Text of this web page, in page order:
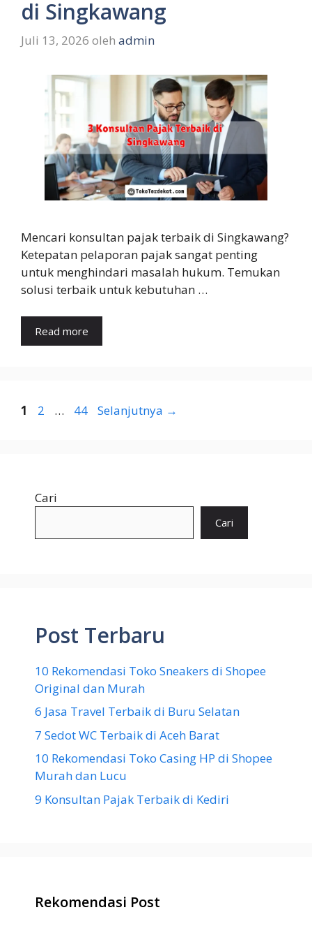
di Singkawang
Juli 13, 2026 oleh admin
Mencari konsultan pajak terbaik di Singkawang?
Ketepatan pelaporan pajak sangat penting
untuk menghindari masalah hukum. Temukan
solusi terbaik untuk kebutuhan …
Read more
Halaman
1 Halaman
2 … Halaman
44 Selanjutnya →
Cari
Cari
Post Terbaru
10 Rekomendasi Toko Sneakers di Shopee
Original dan Murah
6 Jasa Travel Terbaik di Buru Selatan
7 Sedot WC Terbaik di Aceh Barat
10 Rekomendasi Toko Casing HP di Shopee
Murah dan Lucu
9 Konsultan Pajak Terbaik di Kediri
Rekomendasi Post